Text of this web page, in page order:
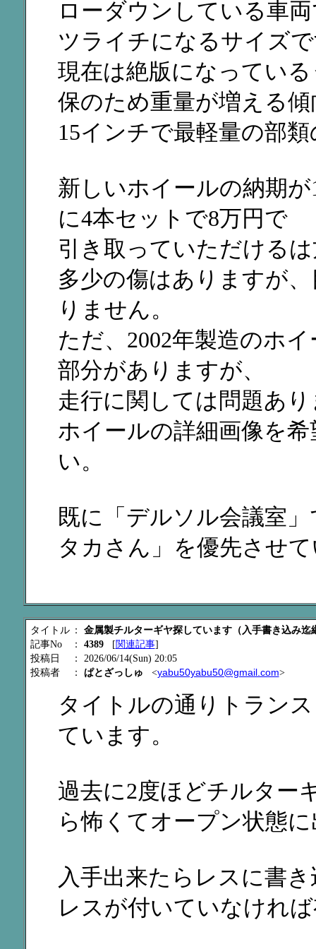
ローダウンしている車
ツライチになるサイズ
現在は絶版になってい
保のため重量が増える
15インチで最軽量の部
新しいホイールの納期
に4本セットで8万円で
引き取っていただける
多少の傷はありますが
りません。
ただ、2002年製造のホ
部分がありますが、
走行に関しては問題あ
ホイールの詳細画像を
い。
既に「デルソル会議室
タカさん」を優先させ
タイトル ： 金属製チルターギヤ探しています（入手書き込み迄
記事No
： 4389[関連記事]
投稿日
： 2026/06/14(Sun) 20:05
投稿者
： ぱとざっしゅ <yabu50yabu50@gmail.com>
タイトルの通りトラン
ています。
過去に2度ほどチルター
ら怖くてオープン状態
入手出来たらレスに書
レスが付いていなけれ